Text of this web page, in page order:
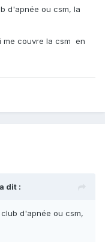
d'apnée ou csm, la
me couvre la csm en
a dit :
d'apnée ou csm,